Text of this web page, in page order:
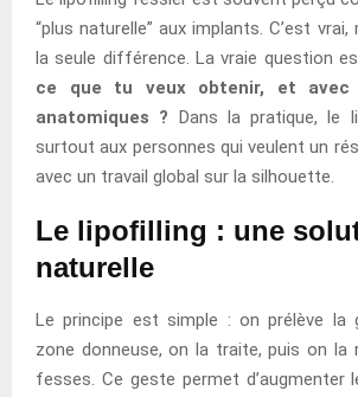
“plus naturelle” aux implants. C’est vrai,
la seule différence. La vraie question
ce que tu veux obtenir, et avec
anatomiques ? Dans la pratique, le
surtout aux personnes qui veulent un
avec un travail global sur la silhouette.
Le lipofilling : une
naturelle
Le principe est simple : on prélève la
zone donneuse, on la traite, puis on la
fesses. Ce geste permet d’augmenter